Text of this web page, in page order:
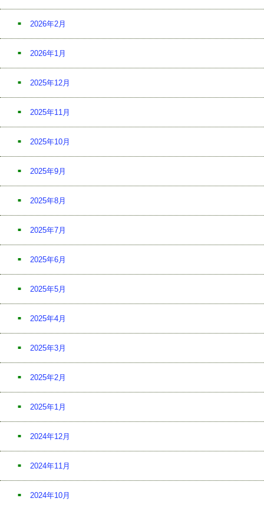
2026年2月
2026年1月
2025年12月
2025年11月
2025年10月
2025年9月
2025年8月
2025年7月
2025年6月
2025年5月
2025年4月
2025年3月
2025年2月
2025年1月
2024年12月
2024年11月
2024年10月